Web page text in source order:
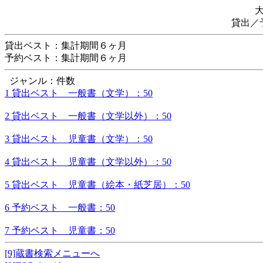
貸出／
貸出ベスト：集計期間６ヶ月
予約ベスト：集計期間６ヶ月
ジャンル：件数
1 貸出ベスト 一般書（文学）：50
2 貸出ベスト 一般書（文学以外）：50
3 貸出ベスト 児童書（文学）：50
4 貸出ベスト 児童書（文学以外）：50
5 貸出ベスト 児童書（絵本・紙芝居）：50
6 予約ベスト 一般書：50
7 予約ベスト 児童書：50
[9]蔵書検索メニューへ